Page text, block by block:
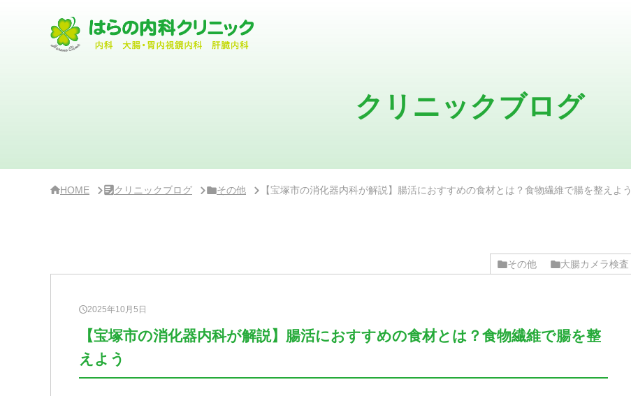
クリニックブログ
HOME クリニックブログ その他 【宝塚市の消化器内科が解説】腸活におすすめの食材とは？食物繊維で腸を整えよう
その他 大腸カメラ検査
2025年10月5日
【宝塚市の消化器内科が解説】腸活におすすめの食材とは？食物繊維で腸を整
えよう